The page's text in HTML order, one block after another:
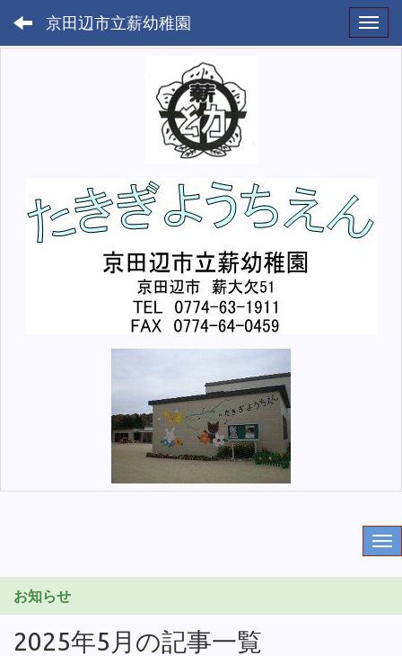
京田辺市立薪幼稚園
お知らせ
2025年5月の記事一覧